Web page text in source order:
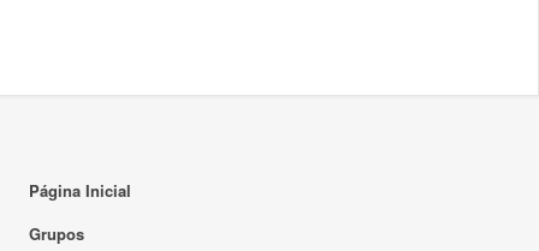
Página Inicial
Grupos